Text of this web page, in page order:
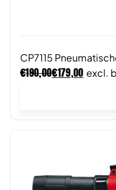
CP7115
€190,00€179,00 excl.